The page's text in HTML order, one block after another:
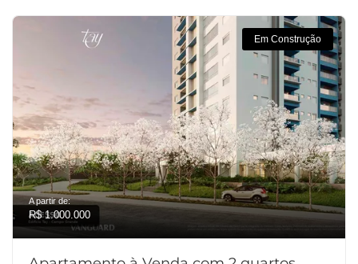
Em Construção
A partir de:
R$ 1.000.000